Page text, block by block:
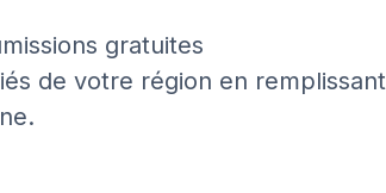
gratuites
de votre région en remplissant